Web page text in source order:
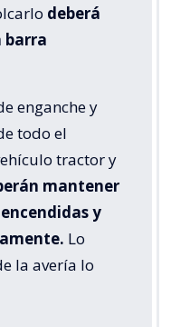
deberá
barra
enganche y
todo el
tractor y
mantener
y
Lo
la avería lo